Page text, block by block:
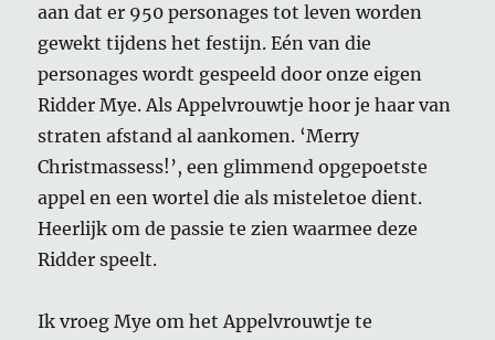
aan dat er 950 personages tot leven worden
gewekt tijdens het festijn. Eén van die
personages wordt gespeeld door onze eigen
Ridder Mye. Als Appelvrouwtje hoor je haar van
straten afstand al aankomen. ‘Merry
Christmassess!’, een glimmend opgepoetste
appel en een wortel die als misteletoe dient.
Heerlijk om de passie te zien waarmee deze
Ridder speelt.
Ik vroeg Mye om het Appelvrouwtje te